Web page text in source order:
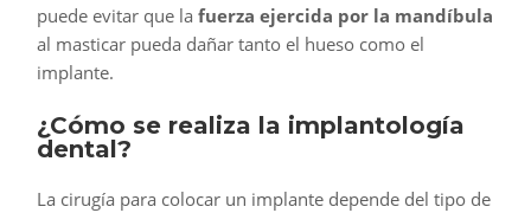
puede evitar que la fuerza ejercida por la mandíbula
al masticar pueda dañar tanto el hueso como el
implante.
¿Cómo se realiza la implantología
dental?
La cirugía para colocar un implante depende del tipo de